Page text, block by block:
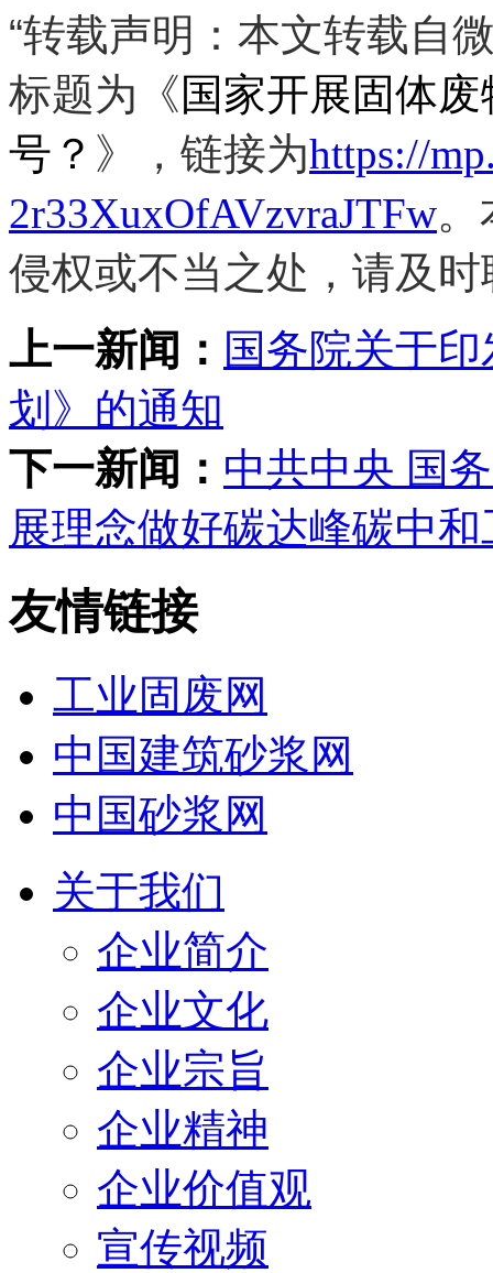
“‌转载声明 ：本文转载自
标题为《国家开展固体
号？ 》，链接为https://
2r33XuxOfAVzvraJTFw
侵权或不当之处，请及时
上一新闻： 国务院关于
划》的通知
下一新闻： 中共中央 国
展理念做好碳达峰碳中
友情链接
工业固废网
中国建筑砂浆网
中国砂浆网
关于我们
企业简介
企业文化
企业宗旨
企业精神
企业价值观
宣传视频